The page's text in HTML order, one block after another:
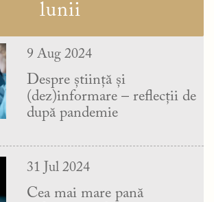
lunii
9 Aug 2024
Despre știință și
(dez)informare – reflecții de
după pandemie
31 Jul 2024
Cea mai mare pană